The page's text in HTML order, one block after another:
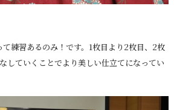
練習あるのみ！です。1枚目より2枚目、2枚
していくことでより美しい仕立てになってい